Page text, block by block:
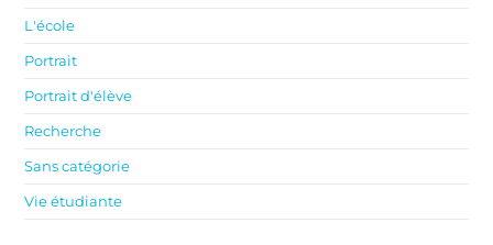
L'école
Portrait
Portrait d'élève
Recherche
Sans catégorie
Vie étudiante